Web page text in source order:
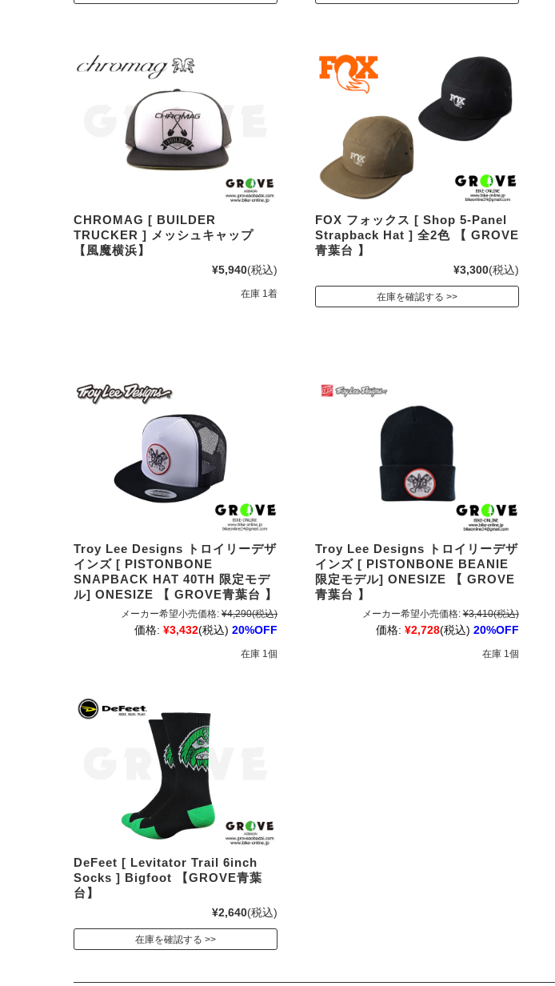
CHROMAG [ BUILDER
TRUCKER ] メッシュキャップ
【風魔横浜】
¥5,940(税込)
在庫 1着
FOX フォックス [ Shop 5-Panel
Strapback Hat ] 全2色 【 GROVE
青葉台 】
¥3,300(税込)
在庫を確認する
Troy Lee Designs トロイリーデザ
インズ [ PISTONBONE
SNAPBACK HAT 40TH 限定モデ
ル] ONESIZE 【 GROVE青葉台 】
メーカー希望小売価格: ¥4,290(税込)
価格: ¥3,432(税込) 20%OFF
在庫 1個
Troy Lee Designs トロイリーデザ
インズ [ PISTONBONE BEANIE
限定モデル] ONESIZE 【 GROVE
青葉台 】
メーカー希望小売価格: ¥3,410(税込)
価格: ¥2,728(税込) 20%OFF
在庫 1個
DeFeet [ Levitator Trail 6inch
Socks ] Bigfoot 【GROVE青葉
台】
¥2,640(税込)
在庫を確認する